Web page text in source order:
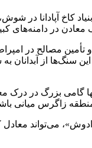
کاخ آپادانا در
در دامنه‌های
و تأمین مصالح در
سنگ‌ها از آبدانان
گامی بزرگ در
زاگرس میانی
می‌تواند